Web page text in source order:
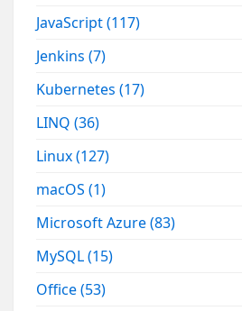
JavaScript(117)
Jenkins(7)
Kubernetes(17)
LINQ(36)
Linux(127)
macOS(1)
Microsoft Azure(83)
MySQL(15)
Office(53)